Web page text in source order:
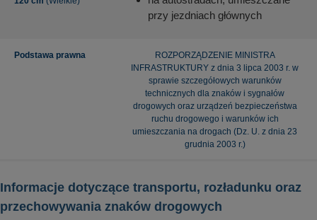
przy jezdniach głównych
Podstawa prawna
ROZPORZĄDZENIE MINISTRA
INFRASTRUKTURY z dnia 3 lipca 2003 r. w
sprawie szczegółowych warunków
technicznych dla znaków i sygnałów
drogowych oraz urządzeń bezpieczeństwa
ruchu drogowego i warunków ich
umieszczania na drogach (Dz. U. z dnia 23
grudnia 2003 r.)
Informacje dotyczące transportu, rozładunku oraz
przechowywania znaków drogowych